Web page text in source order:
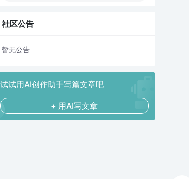
社区公告
暂无公告
试试用AI创作助手写篇文章吧
+ 用AI写文章